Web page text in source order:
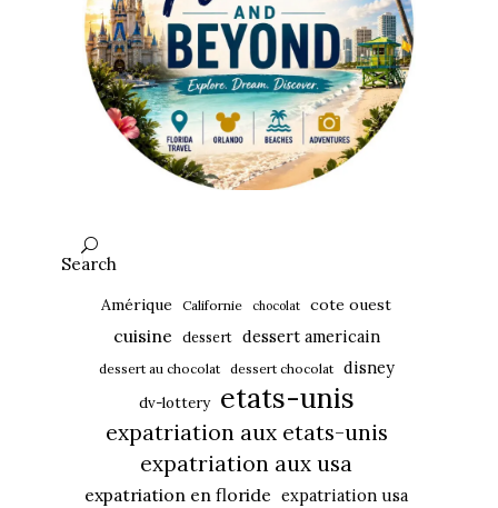
Search
Amérique Californie chocolat cote ouest
cuisine dessert dessert americain
dessert au chocolat dessert chocolat disney
dv-lottery etats-unis
expatriation aux etats-unis
expatriation aux usa
expatriation en floride expatriation usa